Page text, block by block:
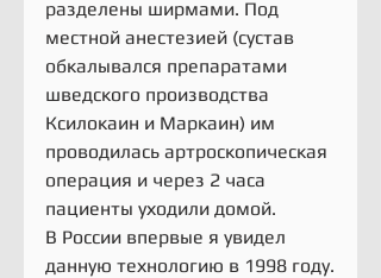
разделены ширмами. Под
местной анестезией (сустав
обкалывался препаратами
шведского производства
Ксилокаин и Маркаин) им
проводилась артроскопическая
операция и через 2 часа
пациенты уходили домой.
В России впервые я увидел
данную технологию в 1998 году.